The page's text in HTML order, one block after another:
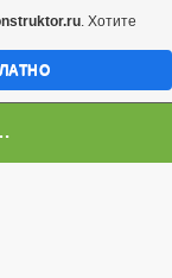
СТУКАЛИНА
. Хотите